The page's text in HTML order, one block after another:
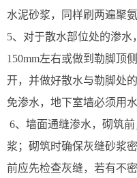
水泥砂浆，同样刷两遍聚
5、对于散水部位处的渗
150mm左右或做到勒脚顶
开，并做好散水与勒脚处
免渗水，地下室墙必须用
6、墙面通缝渗水，砌筑
浆；砌筑时确保灰缝砂浆
前应先检查灰缝，若有不